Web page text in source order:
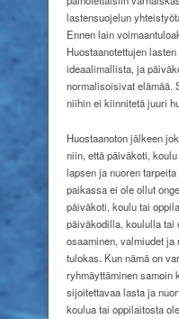
lastensuojelun
Ennen lain
Huostaanotettujen
ideaalimallista, ja
normalisoisivat elämää.
niihin ei kiinnitetä juuri
Huostaanoton jälkeen
niin, että päiväkoti,
lapsen ja nuoren
paikassa ei ole ollut
päiväkoti, koulu tai
päiväkodilla, koululla
osaaminen, valmiudet
tulokas. Kun nämä on
ryhmäyttäminen samoin
sijoitettavaa lasta ja
koulua tai oppilaitosta